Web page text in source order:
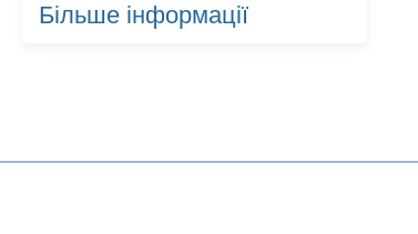
Більше інформації